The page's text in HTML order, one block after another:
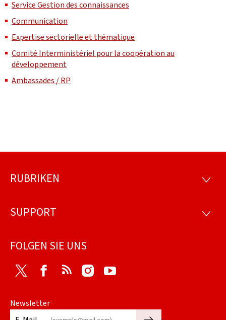
Service Gestion des connaissances
Communication
Expertise sectorielle et thématique
Comité Interministériel pour la coopération au
développement
Ambassades / RP
Footer
RUBRIKEN
SUPPORT
FOLGEN SIE UNS
Twitter Facebook
RSS Instagram
Newsletter